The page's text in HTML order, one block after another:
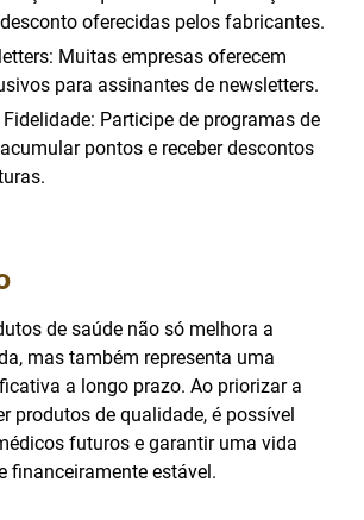
oferecidas pelos fabricantes.
Muitas empresas oferecem
para assinantes de newsletters.
Participe de programas de
pontos e receber descontos
de saúde não só melhora a
mas também representa uma
a longo prazo. Ao priorizar a
produtos de qualidade, é possível
futuros e garantir uma vida
financeiramente estável.